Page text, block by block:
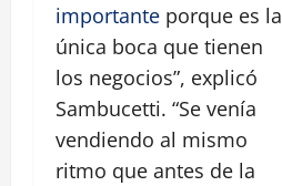
importante porque es la
única boca que tienen
los negocios”, explicó
Sambucetti. “Se venía
vendiendo al mismo
ritmo que antes de la